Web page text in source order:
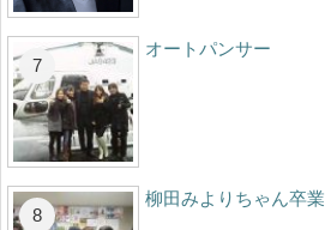
オートパンサー
柳田みよりちゃん卒業